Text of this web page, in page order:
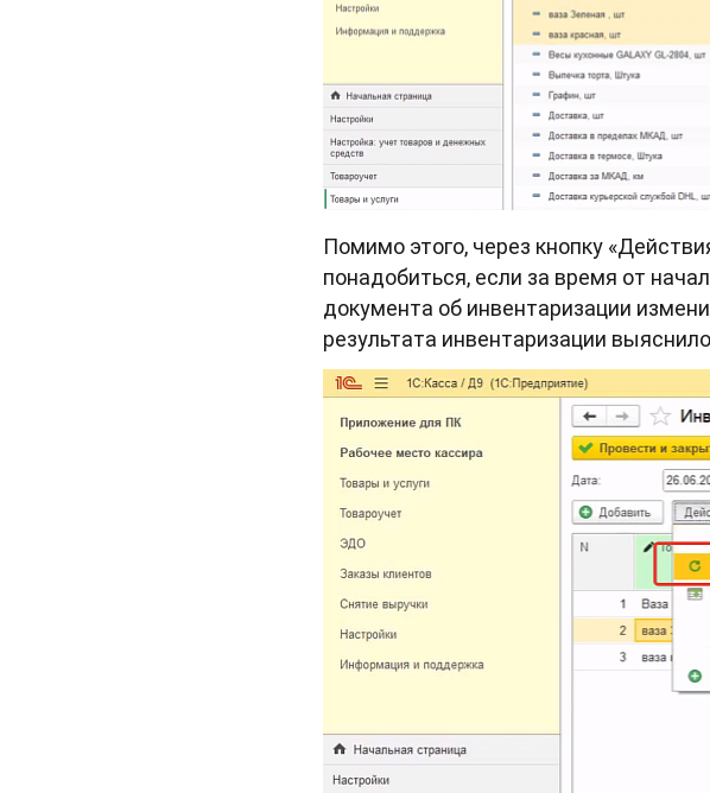
Помимо этого, через кнопку
понадобиться, если за время от
документа об инвентаризации
результата инвентаризации